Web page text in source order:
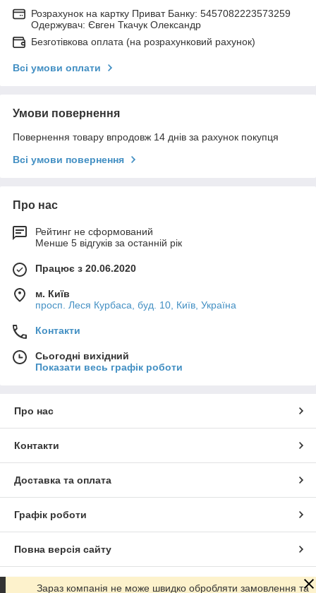
Розрахунок на картку Приват Банку: 5457082223573259
Одержувач: Євген Ткачук Олександр
Безготівкова оплата (на розрахунковий рахунок)
Всі умови оплати
Умови повернення
Повернення товару впродовж 14 днів за рахунок покупця
Всі умови повернення
Про нас
Рейтинг не сформований
Менше 5 відгуків за останній рік
Працює з 20.06.2020
м. Київ
просп. Леся Курбаса, буд. 10, Київ, Україна
Контакти
Сьогодні вихідний
Показати весь графік роботи
Про нас
Контакти
Доставка та оплата
Графік роботи
Повна версія сайту
Сайт створено на маркетплейсіProm.ua
Зараз компанія не може швидко обробляти замовлення та